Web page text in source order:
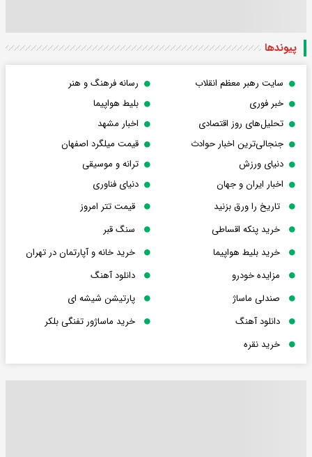
پیوندها
سایت رهبر معظم انقلاب
رسانه فرهنگ و هنر
خبر فوری
بلیط هواپیما
تحلیل‌های روز اقتصادی
اخبار مشهد
جنجالی‌ترین اخبار حوادث
قیمت میلگرد اصفهان
دنیای ورزش
ترانه و موسیقی
اخبار ایران و جهان
دنیای فناوری
تاریخ را ورق بزنید
قیمت تتر امروز
خرید پنکه اقساطی
سنگ قبر
خرید بلیط هواپیما
خرید خانه و آپارتمان در تهران
مزایده خودرو
دانلود آهنگ
صندلی ماساژ
پارتیشن شیشه ای
دانلود آهنگ
خرید ماساژور تفنگی بلکر
خرید نقره